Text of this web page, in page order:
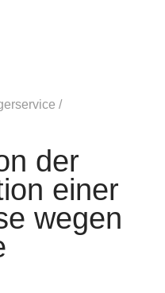
/
der
einer
wegen